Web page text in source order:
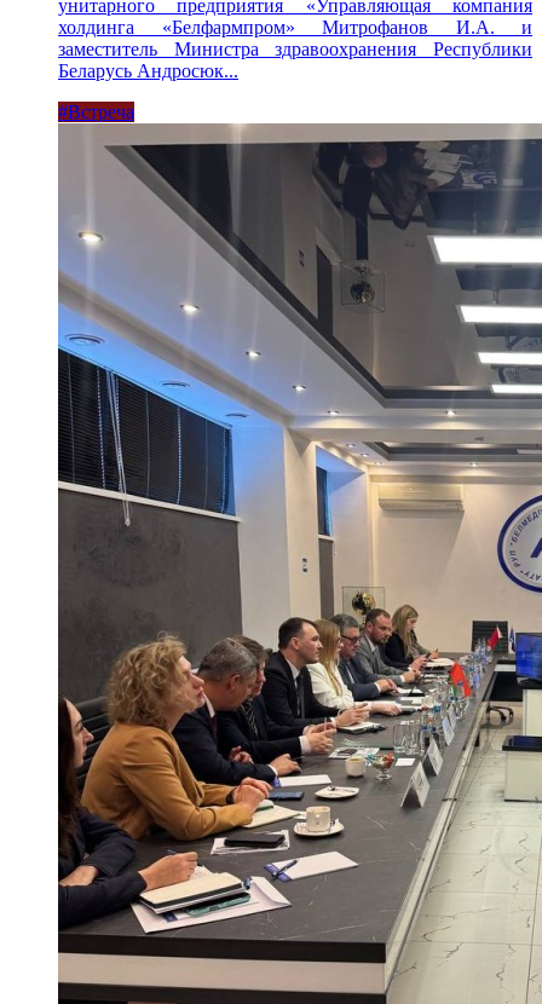
унитарного предприятия «Управляющая компания
холдинга «Белфармпром» Митрофанов И.А. и
заместитель Министра здравоохранения Республики
Беларусь Андросюк...
#Встреча